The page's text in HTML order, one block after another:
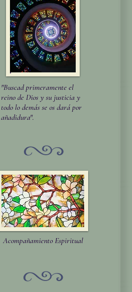
"Buscad primeramente el
reino de Dios y su justicia y
todo lo demás se os dará por
añadidura".
Acompañamiento Espiritual